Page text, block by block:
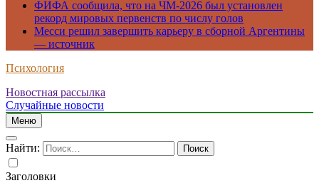
ФИФА сообщила, что на ЧМ-2026 был установлен
рекорд мировых первенств по числу голов
Месси решил завершить карьеру в сборной Аргентины
— источник
Психология
Новостная рассылка
Случайные новости
Меню
Найти:
Заголовки